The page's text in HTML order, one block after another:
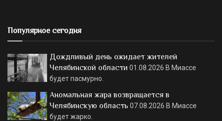
Популярное сегодня
Дождливый день ожидает жителей
Челябинской области 01.08.2026 В Миассе
будет пасмурно.
Аномальная жара возвращается в
Челябинскую область 07.08.2026 В Миассе
будет жарко.